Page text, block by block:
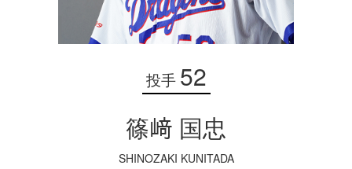
投手 52
篠﨑 国忠
SHINOZAKI KUNITADA